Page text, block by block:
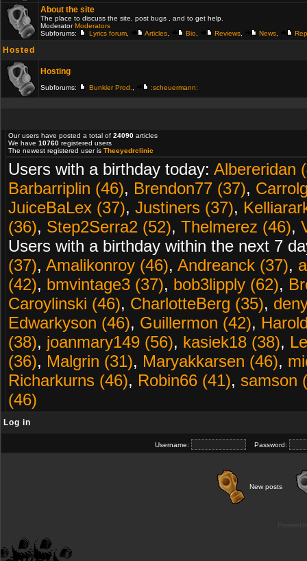
About the site
The place to discuss the site, post bugs , and to get help.
ModeratorModerators
Subforums:
Lyrics forum Articles Bio Reviews News
Hosted
Hosting
Subforums: Bunkier Prod. :scheuermann:
Our users have posted a total of 24090 articles
We have 10760 registered users
The newest registered user is Theeyedrclinic
Users with a birthday today: Albereridan
Barbarriplin (46), Brendon77 (37),
JuiceBaLex (37), Justiners (37),
(36), Step2Serra2 (52), Thelmerez (46),
Users with a birthday within the next 7
(37), Amalikonroy (46), Andreanck (37),
(42), bmvintage3 (37), bob3lipply (62),
Caroylinski (46), CharlotteBerg (35),
Edwarkyson (46), Guillermon (42),
(38), joanmary149 (56), kasiek18 (38),
(36), Malgrin (31), Maryakkarsen (46),
Richarkurns (46), Robin66 (41), samson
(46)
Log in
Username: Password:
New posts